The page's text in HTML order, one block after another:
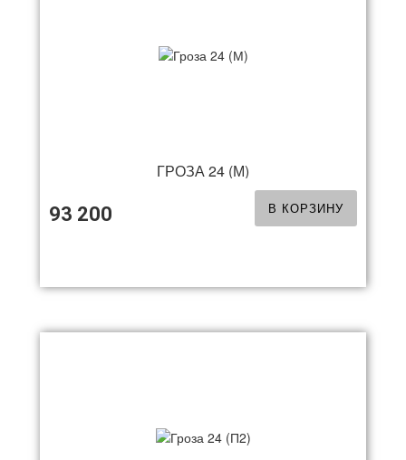
ГРОЗА 24 (М)
93 200 В КОРЗИНУ